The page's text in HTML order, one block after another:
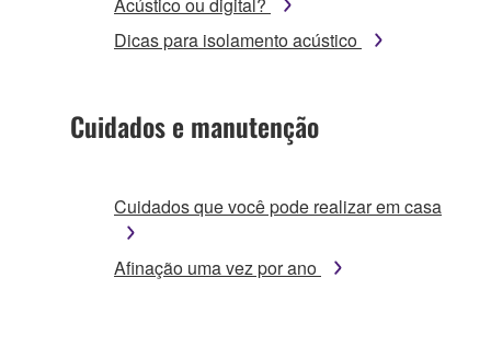
Acústico ou digital?
Dicas para isolamento acústico
Cuidados e manutenção
Cuidados que você pode realizar em casa
Afinação uma vez por ano